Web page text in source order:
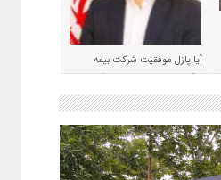
آیا پازل موفقیت شرکت بیمه
حکمت صبا در سال ۱۴۰۵ کامل می
شود؟!